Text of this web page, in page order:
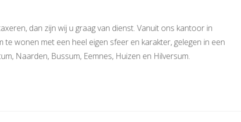
dan zijn wij u graag van dienst. Vanuit ons kantoor in
wonen met een heel eigen sfeer en karakter, gelegen in een
Naarden, Bussum, Eemnes, Huizen en Hilversum.